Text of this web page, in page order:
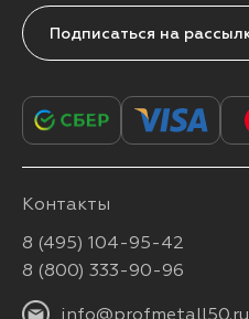
Контакты
8 (495) 104-95-42
8 (800) 333-90-96
info@profmetall50.ru